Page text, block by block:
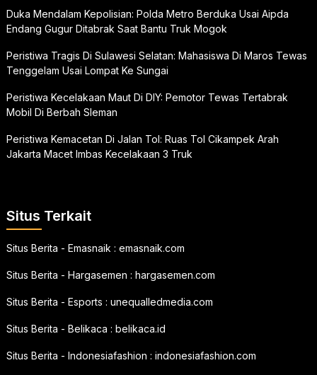
Duka Mendalam Kepolisian: Polda Metro Berduka Usai Aipda
Endang Gugur Ditabrak Saat Bantu Truk Mogok
Peristiwa Tragis Di Sulawesi Selatan: Mahasiswa Di Maros Tewas
Tenggelam Usai Lompat Ke Sungai
Peristiwa Kecelakaan Maut Di DIY: Pemotor Tewas Tertabrak
Mobil Di Berbah Sleman
Peristiwa Kemacetan Di Jalan Tol: Ruas Tol Cikampek Arah
Jakarta Macet Imbas Kecelakaan 3 Truk
Situs Terkait
Situs Berita - Emasnaik : emasnaik.com
Situs Berita - Hargasemen : hargasemen.com
Situs Berita - Esports : unequalledmedia.com
Situs Berita - Belikaca : belikaca.id
Situs Berita - Indonesiafashion : indonesiafashion.com